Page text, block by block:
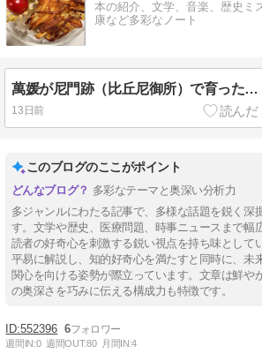
本の紹介、文学、音楽、歴史ミ
康など多彩なノート
萬媛が尼門跡（比丘尼御所）で育った可能性。複数のAI たちとコントロールの問題。
13日前
このブログのここがポイント
多彩なテーマと奥深い分析力
多ジャンルにわたる記事で、多様な話題を鋭く深
す。文学や歴史、医療問題、時事ニュースまで幅
読者の好奇心を刺激する鋭い視点を持ち味として
平易に解説し、知的好奇心を満たすと同時に、未
関心を向ける姿勢が際立っています。文章は鮮や
の奥深さを巧みに伝える構成力も特徴です。
552396 6
週間IN:0 週間OUT:80 月間IN:4